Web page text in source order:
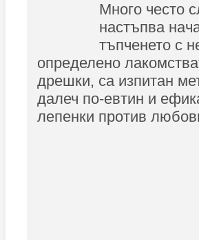
Много често
настъпва
тъпченето с
определено
дрешки, са изпитан
далеч по-евтин и
лепенки против